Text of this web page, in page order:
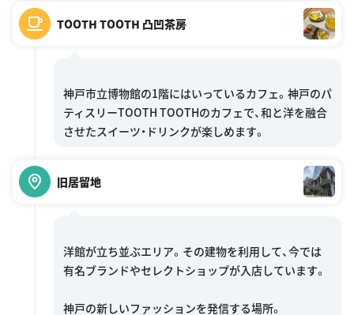
TOOTH TOOTH 凸凹茶房
神戸市立博物館の1階にはいっているカフェ。神戸のパ
ティスリーTOOTH TOOTHのカフェで、和と洋を融合
旧居留地
洋館が立ち並ぶエリア。その建物を利用して、今では
有名ブランドやセレクトショップが入店しています。